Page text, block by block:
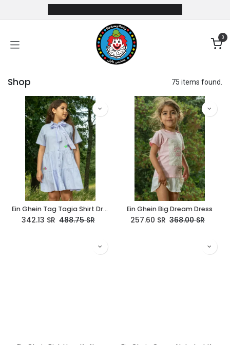
Skip to Content
0
Shop 75 items found.
Ein Ghein Tag Tagia Shirt Dress
342.13 SR 488.75SR
Ein Ghein Big Dream Dress
257.60 SR 368.00SR